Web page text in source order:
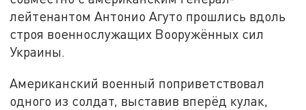
лейтенантом Антонио Агуто прошлись вдоль
строя военнослужащих Вооружённых сил
Украины.
Американский военный поприветствовал
одного из солдат, выставив вперёд кулак,